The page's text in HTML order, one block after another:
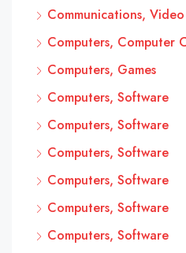
Communications,
Computers, Computer
Computers, Games
Computers, Software
Computers, Software
Computers, Software
Computers, Software
Computers, Software
Computers, Software